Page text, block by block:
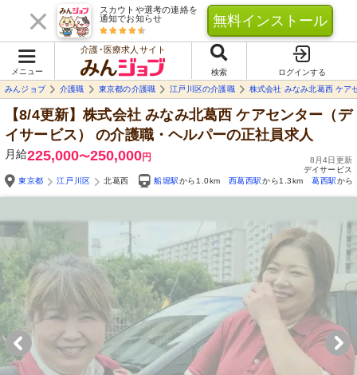
スカウトや選考の連絡を
通知でお知らせ
無料インストール
メニュー
介護･医療求人サイト
検索
ログインする
みんジョブ
介護職 東京都の介護職 江戸川区の介護職 株式会社 みなみ北葛西 ケア
【8/4更新】株式会社 みなみ北葛西 ケアセンター（デ
イサービス）
の介護職・ヘルパーの正社員求人
月給225,000〜250,000円
8月4日更新
デイサービス
東京都
江戸川区 北葛西 船堀駅から1.0km 西葛西駅から1.3km 葛西駅から